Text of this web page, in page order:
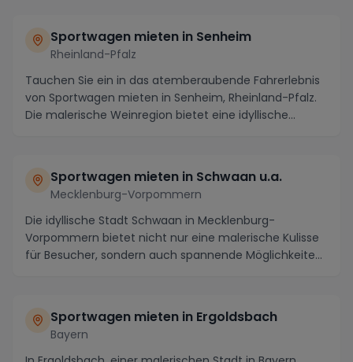
Sportwagen mieten in Senheim
Rheinland-Pfalz
Tauchen Sie ein in das atemberaubende Fahrerlebnis
von Sportwagen mieten in Senheim, Rheinland-Pfalz.
Die malerische Weinregion bietet eine idyllische...
Sportwagen mieten in Schwaan u.a.
Mecklenburg-Vorpommern
Die idyllische Stadt Schwaan in Mecklenburg-
Vorpommern bietet nicht nur eine malerische Kulisse
für Besucher, sondern auch spannende Möglichkeiten,
Sportwagen mieten in Ergoldsbach
Bayern